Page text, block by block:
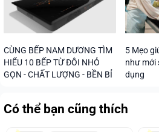
CÙNG BẾP NAM DƯƠNG TÌM
HIỂU 10 BẾP TỪ ĐÔI NHỎ
GỌN - CHẤT LƯỢNG - BỀN BỈ
5 Mẹo
như mới
dụng
Có thể bạn cũng thích